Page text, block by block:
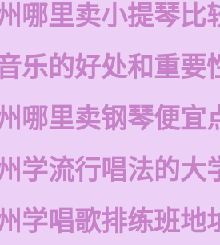
哪里卖小提琴比
乐的好处和重要
哪里卖钢琴便宜
学流行唱法的大
学唱歌排练班地